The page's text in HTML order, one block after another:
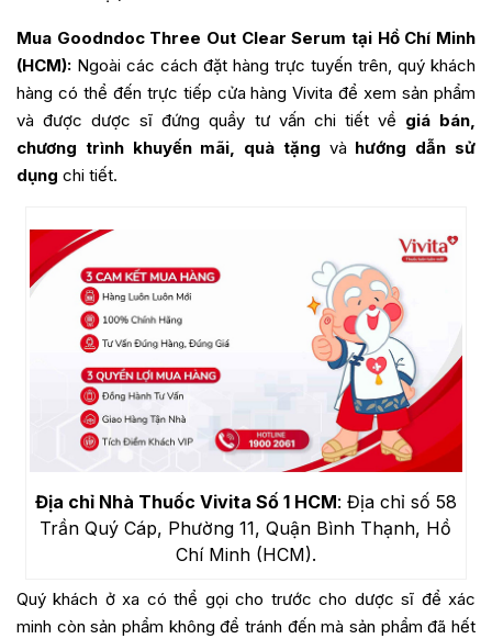
Mua Goodndoc Three Out Clear Serum tại Hồ Chí Minh
(HCM): Ngoài các cách đặt hàng trực tuyến trên, quý khách
hàng có thể đến trực tiếp cửa hàng Vivita để xem sản phẩm
và được dược sĩ đứng quầy tư vấn chi tiết về giá bán,
chương trình khuyến mãi, quà tặng và hướng dẫn sử
dụng chi tiết.
Địa chỉ Nhà Thuốc Vivita Số 1 HCM: Địa chỉ số 58
Trần Quý Cáp, Phường 11, Quận Bình Thạnh, Hồ
Chí Minh (HCM).
Quý khách ở xa có thể gọi cho trước cho dược sĩ để xác
minh còn sản phẩm không để tránh đến mà sản phẩm đã hết